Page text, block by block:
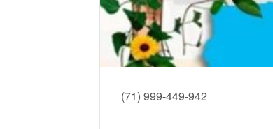
(71) 999-449-942